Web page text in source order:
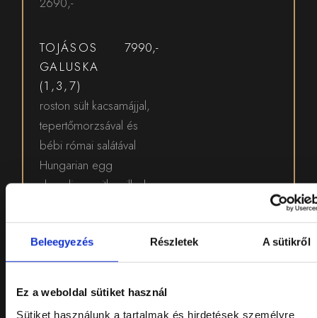
Beleegyezés Részletek A sütikről
Ez a weboldal sütiket használ
Sütiket használunk a tartalmak és hirdetések személyre
TOJÁSOS
GALUSKA
(1,3,7)
7990,-
roston sült kacsamájjal,
tepertőmorzsával és
bébi római salátával
Hungarian egg
dumplings with grilled
crackling crumbs and
baby romaine lettuce
Borajánlatunk / Our